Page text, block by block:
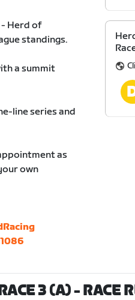
- Herd of
standings.
a summit
line series and
as
own
3 (A)- RACE